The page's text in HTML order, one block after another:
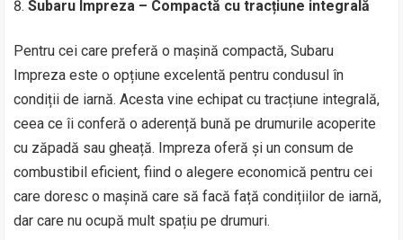
Subaru Impreza – Compactă cu tracțiune integrală
Pentru cei care preferă o mașină compactă, Subaru
Impreza este o opțiune excelentă pentru condusul în
condiții de iarnă. Acesta vine echipat cu tracțiune integrală,
ceea ce îi conferă o aderență bună pe drumurile acoperite
cu zăpadă sau gheață. Impreza oferă și un consum de
combustibil eficient, fiind o alegere economică pentru cei
care doresc o mașină care să facă față condițiilor de iarnă,
dar care nu ocupă mult spațiu pe drumuri.